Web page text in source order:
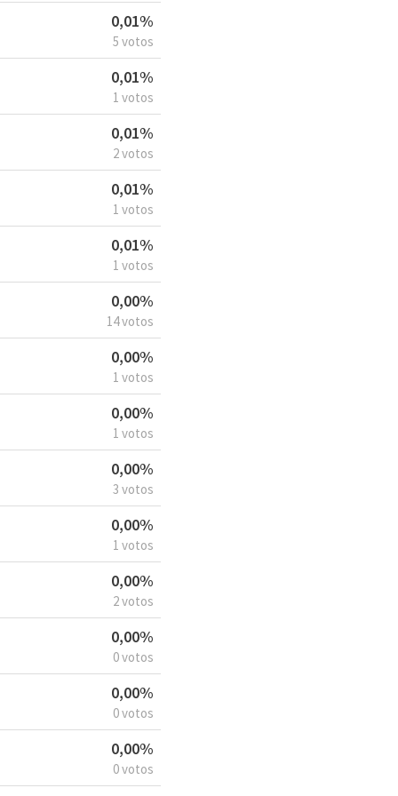
0,01%
5 votos
0,01%
1 votos
0,01%
2 votos
0,01%
1 votos
0,01%
1 votos
0,00%
14 votos
0,00%
1 votos
0,00%
1 votos
0,00%
3 votos
0,00%
1 votos
0,00%
2 votos
0,00%
0 votos
0,00%
0 votos
0,00%
0 votos